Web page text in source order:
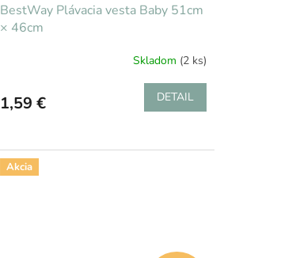
BestWay Plávacia vesta Baby 51cm
× 46cm
Skladom (2 ks)
1,59 € DETAIL
Akcia